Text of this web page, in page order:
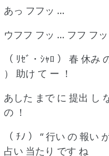
あっ フフッ …
ウフフ フッ … フフ フ
（ ﾘｾﾞ ･ ｼｬﾛ ） 春 休
） 助け て ー ！
あした まで に 提出 し
の ！
（ ﾁﾉ ） “ 行い の 報い
占い 当たり です ね